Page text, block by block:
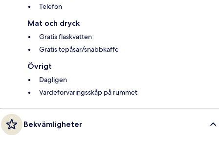
Telefon
Mat och dryck
Gratis flaskvatten
Gratis tepåsar/snabbkaffe
Övrigt
Dagligen
Värdeförvaringsskåp på rummet
Bekvämligheter